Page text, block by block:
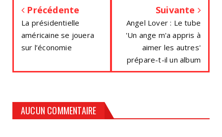
Précédente
La présidentielle
américaine se jouera
sur l’économie
Suivante
Angel Lover : Le tube
'Un ange m'a appris à
aimer les autres'
prépare-t-il un album
AUCUN COMMENTAIRE